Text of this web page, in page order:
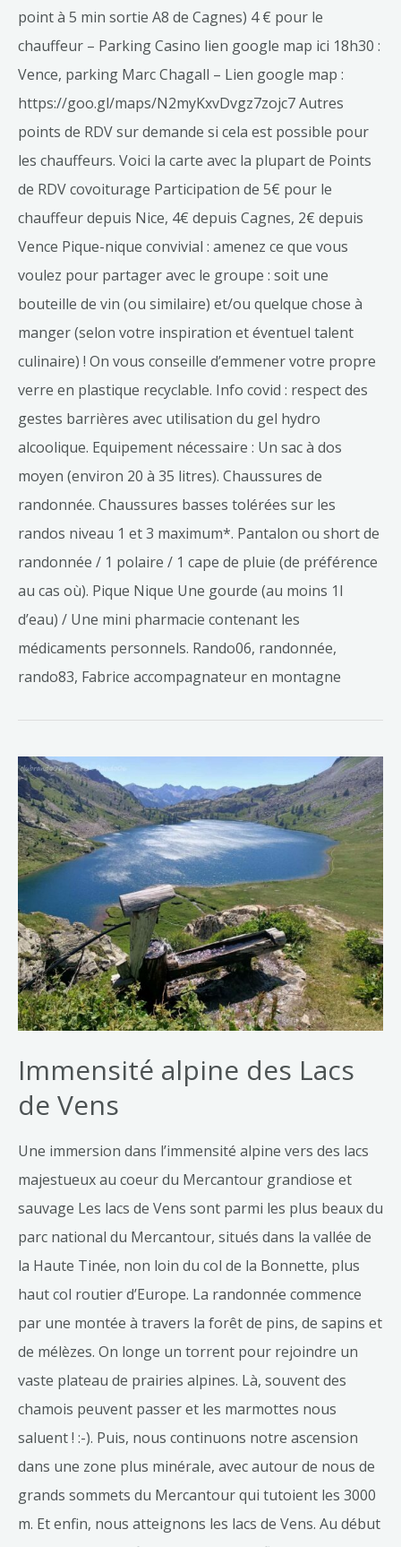
point à 5 min sortie A8 de Cagnes) 4 € pour le
chauffeur – Parking Casino lien google map ici 18h30 :
Vence, parking Marc Chagall – Lien google map :
https://goo.gl/maps/N2myKxvDvgz7zojc7 Autres
points de RDV sur demande si cela est possible pour
les chauffeurs. Voici la carte avec la plupart de Points
de RDV covoiturage Participation de 5€ pour le
chauffeur depuis Nice, 4€ depuis Cagnes, 2€ depuis
Vence Pique-nique convivial : amenez ce que vous
voulez pour partager avec le groupe : soit une
bouteille de vin (ou similaire) et/ou quelque chose à
manger (selon votre inspiration et éventuel talent
culinaire) ! On vous conseille d’emmener votre propre
verre en plastique recyclable. Info covid : respect des
gestes barrières avec utilisation du gel hydro
alcoolique. Equipement nécessaire : Un sac à dos
moyen (environ 20 à 35 litres). Chaussures de
randonnée. Chaussures basses tolérées sur les
randos niveau 1 et 3 maximum*. Pantalon ou short de
randonnée / 1 polaire / 1 cape de pluie (de préférence
au cas où). Pique Nique Une gourde (au moins 1l
d’eau) / Une mini pharmacie contenant les
médicaments personnels. Rando06, randonnée,
rando83, Fabrice accompagnateur en montagne
Immensité alpine des Lacs
de Vens
Une immersion dans l’immensité alpine vers des lacs
majestueux au coeur du Mercantour grandiose et
sauvage Les lacs de Vens sont parmi les plus beaux du
parc national du Mercantour, situés dans la vallée de
la Haute Tinée, non loin du col de la Bonnette, plus
haut col routier d’Europe. La randonnée commence
par une montée à travers la forêt de pins, de sapins et
de mélèzes. On longe un torrent pour rejoindre un
vaste plateau de prairies alpines. Là, souvent des
chamois peuvent passer et les marmottes nous
saluent ! :-). Puis, nous continuons notre ascension
dans une zone plus minérale, avec autour de nous de
grands sommets du Mercantour qui tutoient les 3000
m. Et enfin, nous atteignons les lacs de Vens. Au début